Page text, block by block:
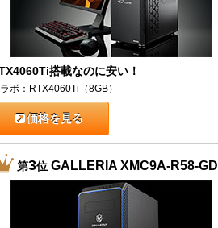
搭載なのに安い！
ボ：RTX4060Ti（8GB）
価格を見る
第3位GALLERIA XMC9A-R58-GD